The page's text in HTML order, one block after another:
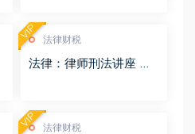
法律财税
法律：律师刑法讲座 百
VIP
法律财税
VIP